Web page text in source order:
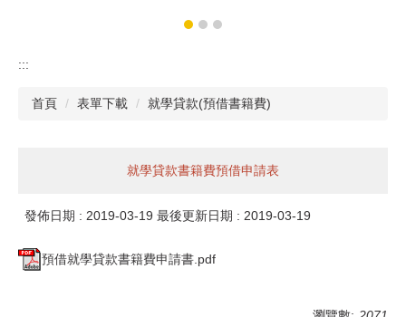
:::
首頁 表單下載 就學貸款(預借書籍費)
就學貸款書籍費預借申請表
發佈日期 : 2019-03-19 最後更新日期 : 2019-03-19
預借就學貸款書籍費申請書.pdf